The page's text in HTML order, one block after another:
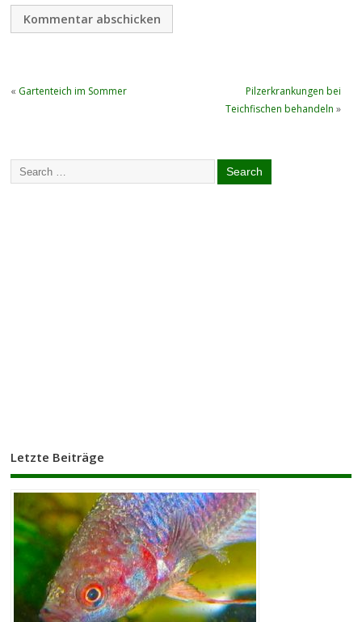
« Gartenteich im Sommer
Pilzerkrankungen bei
Teichfischen behandeln »
Letzte Beiträge